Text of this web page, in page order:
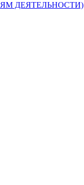
ДЕЯТЕЛЬНОСТИ)